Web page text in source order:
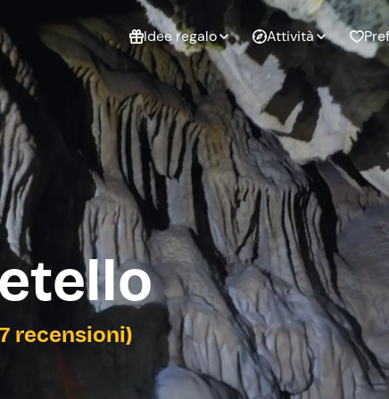
Idee regalo
cosa
Freedome
digitale che
di
tutta Italia.
una Gift Card
Esperienze da
regalare
Esperienze di
coppia
Laurea
Addio al
celibato
Attività
recensioni)